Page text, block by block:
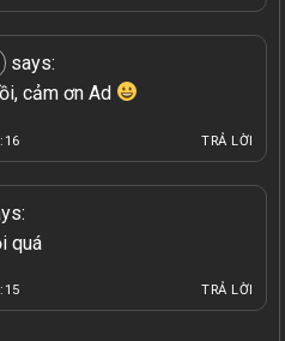
says:
cảm ơn Ad
TRẢ LỜI
quá
TRẢ LỜI